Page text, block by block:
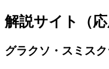
解説サイト（応
グラクソ・スミス